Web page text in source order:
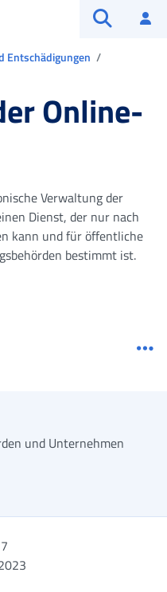
Entschädigungen
Online-
Verwaltung der
Dienst, der nur nach
kann und für öffentliche
bestimmt ist.
und Unternehmen